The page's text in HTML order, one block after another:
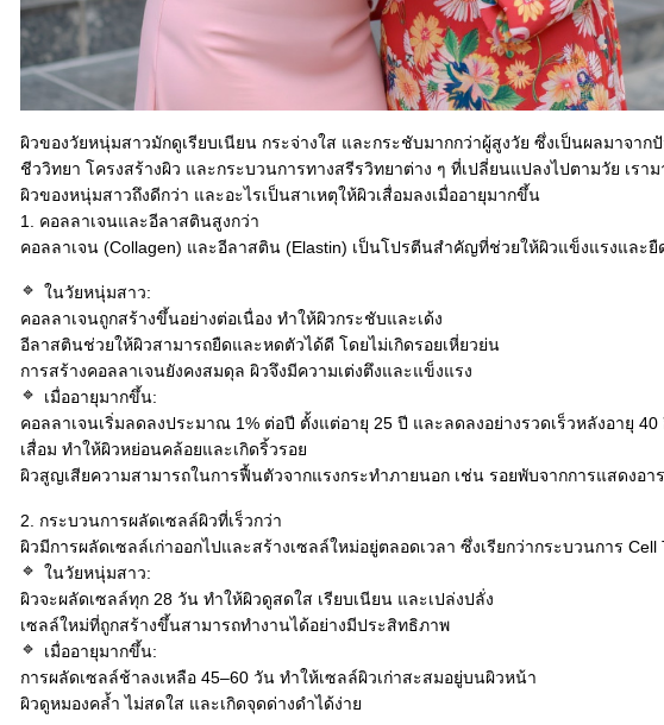
ผิวของวัยหนุ่มสาวมักดูเรียบเนียน กระจ่างใส และกระชับมากกว่าผู้สูงวัย ซึ่งเป็นผลมาจาก
ชีววิทยา โครงสร้างผิว และกระบวนการทางสรีรวิทยาต่าง ๆ ที่เปลี่ยนแปลงไปตามวัย เรา
ผิวของหนุ่มสาวถึงดีกว่า และอะไรเป็นสาเหตุให้ผิวเสื่อมลงเมื่ออายุมากขึ้น
1. คอลลาเจนและอีลาสตินสูงกว่า
คอลลาเจน (Collagen) และอีลาสติน (Elastin) เป็นโปรตีนสำคัญที่ช่วยให้ผิวแข็งแรงและ
นวัยหนุ่มสาว:
คอลลาเจนถูกสร้างขึ้นอย่างต่อเนื่อง ทำให้ผิวกระชับและเด้ง
อีลาสตินช่วยให้ผิวสามารถยืดและหดตัวได้ดี โดยไม่เกิดรอยเหี่ยวย่น
การสร้างคอลลาเจนยังคงสมดุล ผิวจึงมีความเต่งตึงและแข็งแรง
เมื่ออายุมากขึ้น:
คอลลาเจนเริ่มลดลงประมาณ 1% ต่อปี ตั้งแต่อายุ 25 ปี และลดลงอย่างรวดเร็วหลังอายุ 40
เสื่อม ทำให้ผิวหย่อนคล้อยและเกิดริ้วรอ
ผิวสูญเสียความสามารถในการฟื้นตัวจากแรงกระทำภายนอก เช่น รอยพับจากการแสดงอ
2. กระบวนการผลัดเซลล์ผิวที่เร็วกว่า
ผิวมีการผลัดเซลล์เก่าออกไปและสร้างเซลล์ใหม่อยู่ตลอดเวลา ซึ่งเรียกว่ากระบวนการ Cell
นวัยหนุ่มสาว:
ผิวจะผลัดเซลล์ทุก 28 วัน ทำให้ผิวดูสดใส เรียบเนียน และเปล่งปลั่ง
เซลล์ใหม่ที่ถูกสร้างขึ้นสามารถทำงานได้อย่างมีประสิทธิภาพ
เมื่ออายุมากขึ้น:
การผลัดเซลล์ช้าลงเหลือ 45–60 วัน ทำให้เซลล์ผิวเก่าสะสมอยู่บนผิวหน้า
ผิวดูหมองคล้ำ ไม่สดใส และเกิดจุดด่างดำได้ง่า